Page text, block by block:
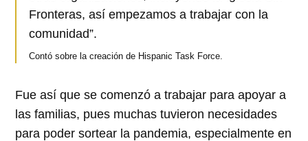
Fronteras, así empezamos a trabajar con la
comunidad”.
Contó sobre la creación de Hispanic Task Force.
Fue así que se comenzó a trabajar para apoyar a
las familias, pues muchas tuvieron necesidades
para poder sortear la pandemia, especialmente en